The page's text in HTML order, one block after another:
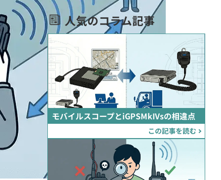
人気のコラム記事
モバイルスコープとiGPSMkIVsの相違点
この記事を読む